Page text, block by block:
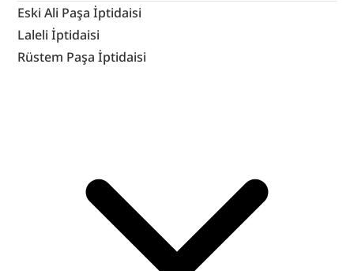
Eski Ali Paşa İptidaisi
Laleli İptidaisi
Rüstem Paşa İptidaisi